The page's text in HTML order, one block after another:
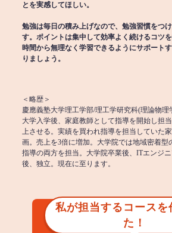
とを実感してほしい。
勉強は毎日の積み上げなので、勉強習慣をつ
す。ポイントは集中して効率よく続けるコツ
時間から無理なく学習できるようにサポート
りましょう。
＜略歴＞
慶應義塾大学理工学部/理工学研究科(理論物理
大学入学後、家庭教師として指導を開始し担
上させる。実績を買われ指導を担当していた
画。売上を3倍に増加。大学院では地域密着型
指導の両方を担当。大学院卒業後、ITエンジ
後、独立。現在に至ります。
私が担当するコースを
た！